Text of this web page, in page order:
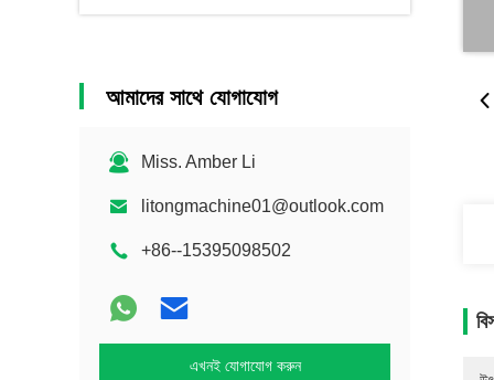
আমাদের সাথে যোগাযোগ
Miss. Amber Li
litongmachine01@outlook.com
+86--15395098502
এখনই যোগাযোগ করুন